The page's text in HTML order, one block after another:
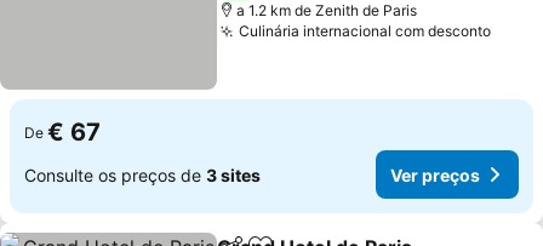
a 1.2 km de Zenith de Paris
Culinária internacional com descontoVer
De € 67
Consulte os preços de 3 sites Ver preços